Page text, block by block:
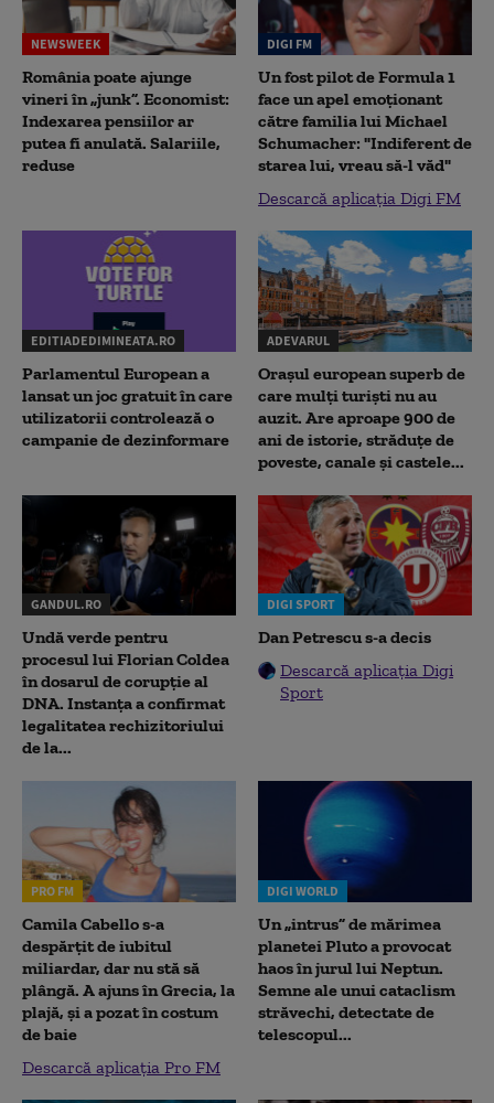
NEWSWEEK
România poate ajunge
vineri în „junk”. Economist:
Indexarea pensiilor ar
putea fi anulată. Salariile,
reduse
DIGI FM
Un fost pilot de Formula 1
face un apel emoționant
către familia lui Michael
Schumacher: "Indiferent de
starea lui, vreau să-l văd"
Descarcă aplicația Digi FM
EDITIADEDIMINEATA.RO
Parlamentul European a
lansat un joc gratuit în care
utilizatorii controlează o
campanie de dezinformare
ADEVARUL
Orașul european superb de
care mulți turiști nu au
auzit. Are aproape 900 de
ani de istorie, străduțe de
poveste, canale și castele...
GANDUL.RO
Undă verde pentru
procesul lui Florian Coldea
în dosarul de corupție al
DNA. Instanța a confirmat
legalitatea rechizitoriului
de la...
DIGI SPORT
Dan Petrescu s-a decis
Descarcă aplicația Digi
Sport
PRO FM
Camila Cabello s-a
despărțit de iubitul
miliardar, dar nu stă să
plângă. A ajuns în Grecia, la
plajă, și a pozat în costum
de baie
Descarcă aplicația Pro FM
DIGI WORLD
Un „intrus” de mărimea
planetei Pluto a provocat
haos în jurul lui Neptun.
Semne ale unui cataclism
străvechi, detectate de
telescopul...